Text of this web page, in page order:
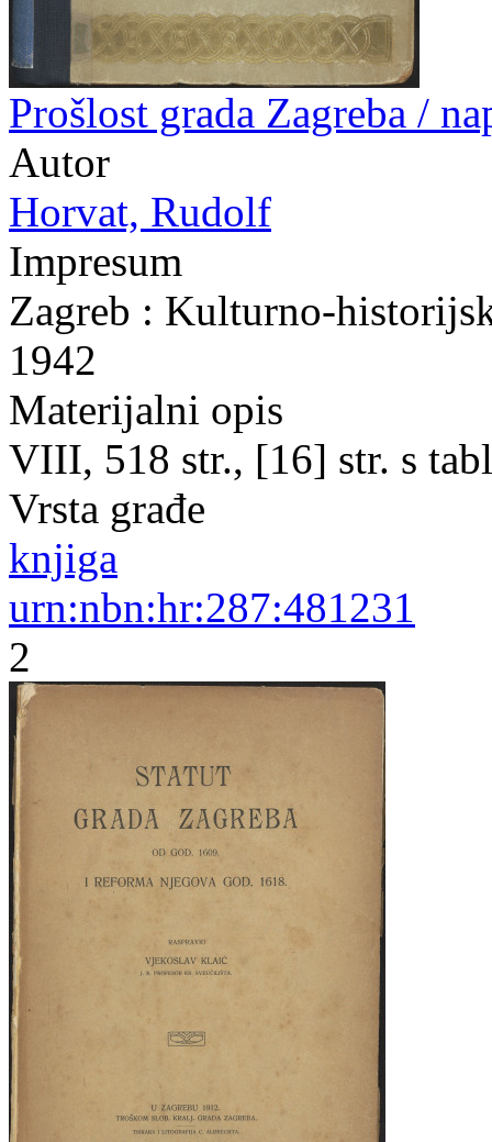
Prošlost grada Zagreba /
Autor
Horvat, Rudolf
Impresum
Zagreb : Kulturno-
1942
Materijalni opis
VIII, 518 str., [16] str. s
Vrsta građe
knjiga
urn:nbn:hr:287:481231
2